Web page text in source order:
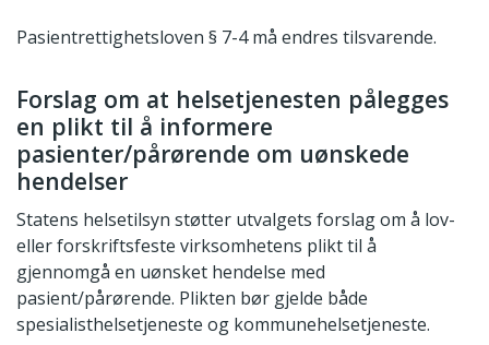
Pasientrettighetsloven § 7-4 må endres tilsvarende.
Forslag om at helsetjenesten pålegges
en plikt til å informere
pasienter/pårørende om uønskede
hendelser
Statens helsetilsyn støtter utvalgets forslag om å lov-
eller forskriftsfeste virksomhetens plikt til å
gjennomgå en uønsket hendelse med
pasient/pårørende. Plikten bør gjelde både
spesialisthelsetjeneste og kommunehelsetjeneste.